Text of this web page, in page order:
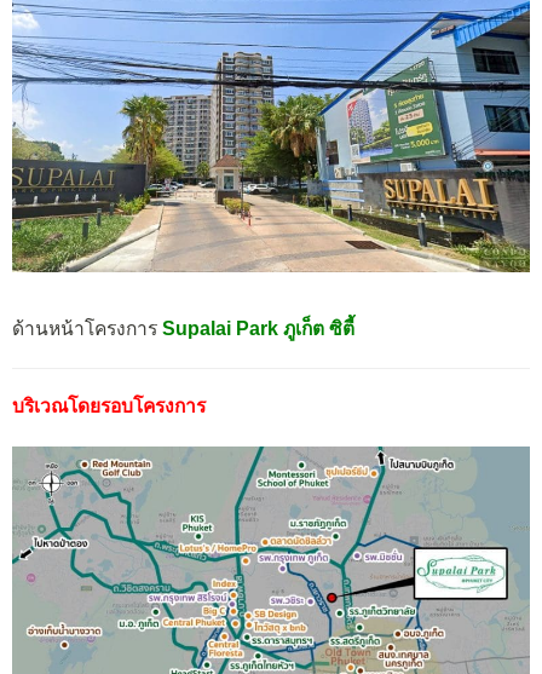
ด้านหน้าโครงการ Supalai Park ภูเก็ต ซิตี้
บริเวณโดยรอบโครงการ